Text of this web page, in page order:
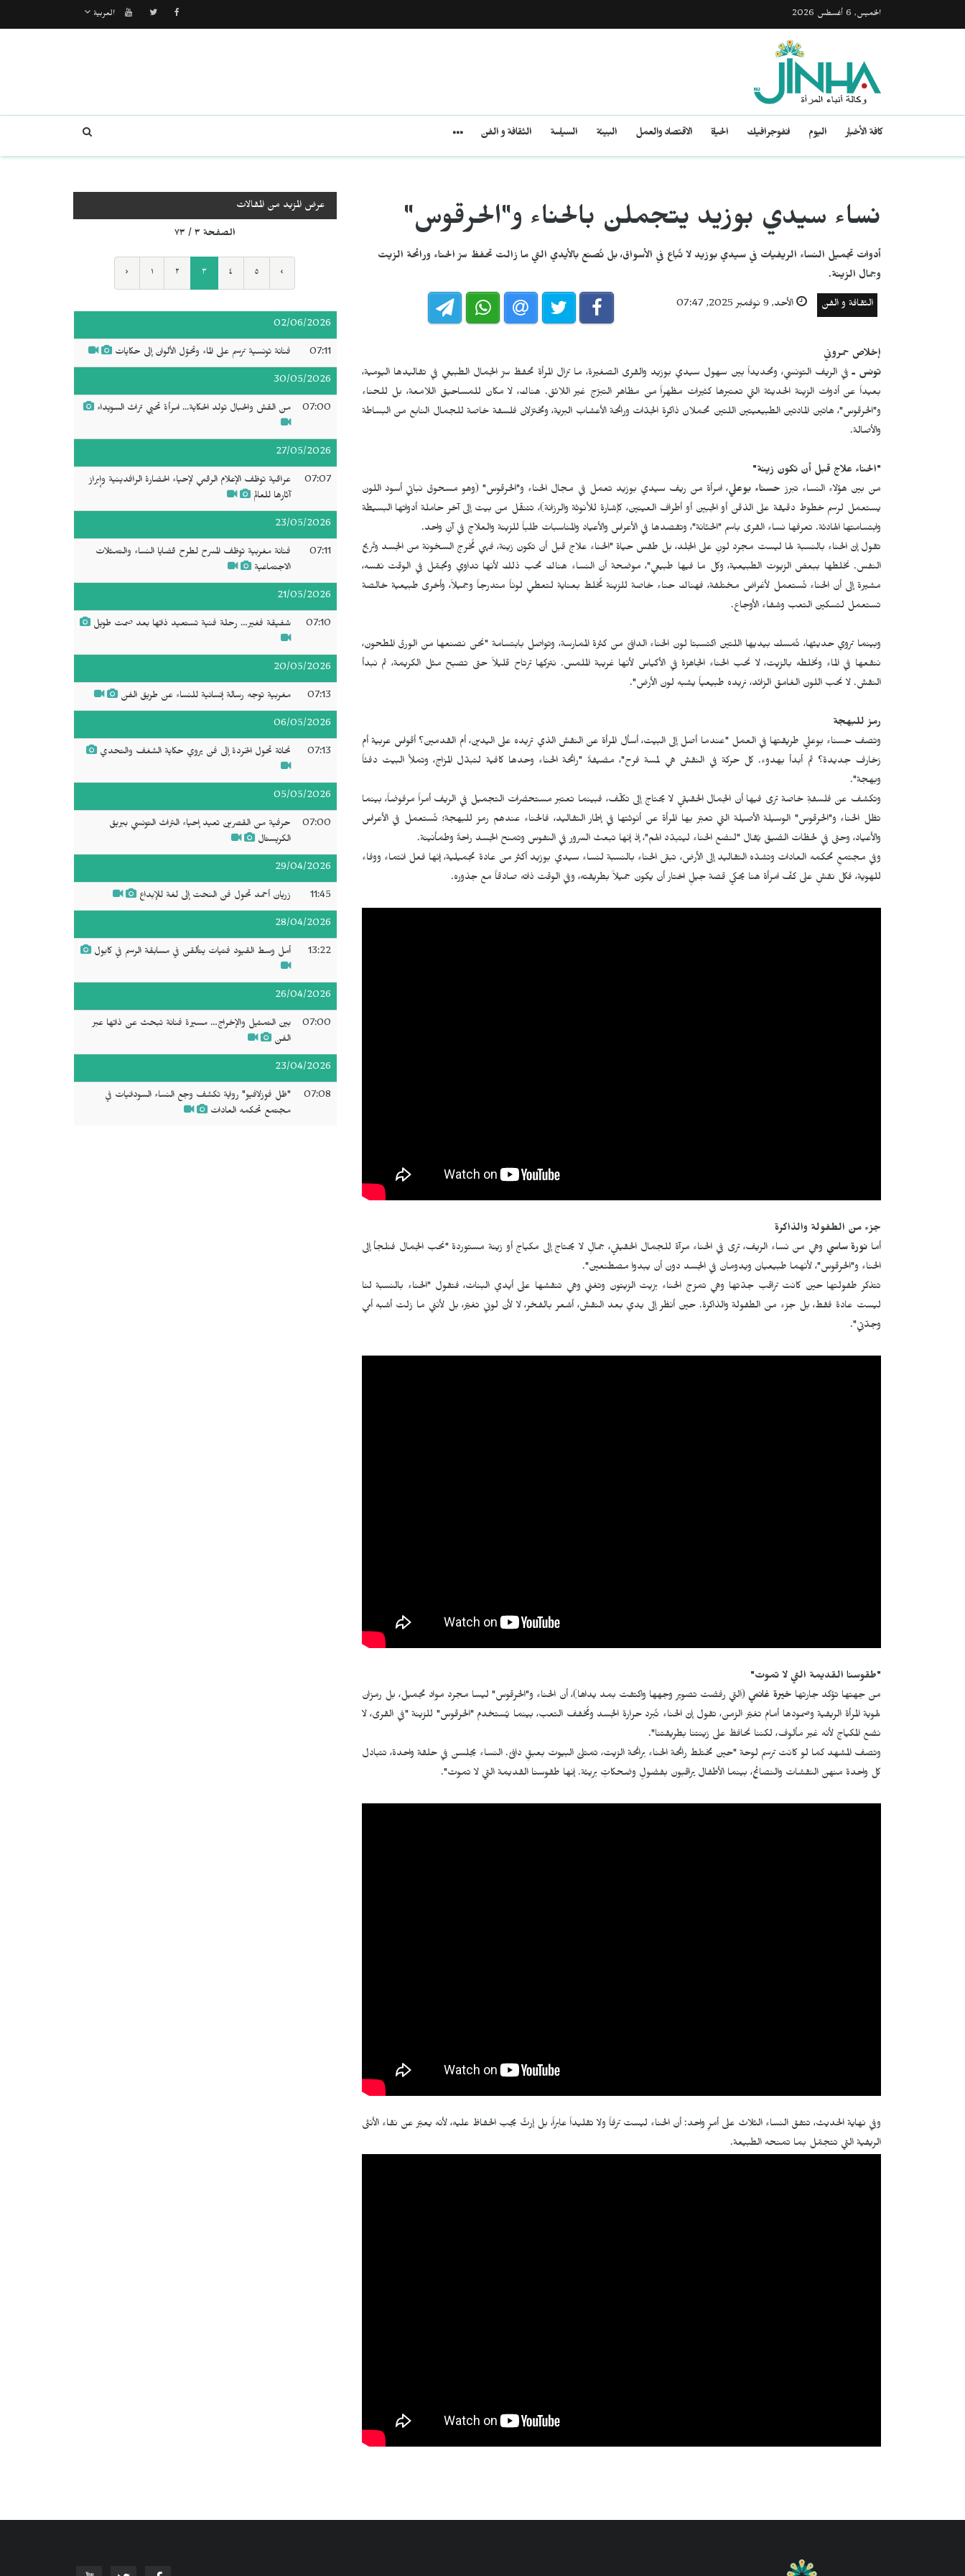
الخميس, 6 أغسطس 2026 العربية
كافة الأخبار اليوم انفوجرافيك الحياة الاقتصاد والعمل البيئة السياسة الثقافة و الفن
نساء سيدي بوزيد يتجملن بالحناء و"الحرقوس"
أدوات تجميل النساء الريفيات في سيدي بوزيد لا تُباع في الأسواق، بل تُصنع بالأيدي التي ما زالت تحفظ سرّ الحناء ورائحة الزيت
وجمال الزينة.
الثقافة و الفن الأحد, 9 نوفمبر 2025, 07:47
إخلاص حمروني
تونس ـفي الريف التونسي، وتحديداً بين سهول سيدي بوزيد والقرى الصغيرة، ما تزال المرأة تحفظ سرّ الجمال الطبيعي في تقاليدها اليومية،
بعيداً عن أدوات الزينة الحديثة التي تعتبرها كثيرات مظهراً من مظاهر التبرّج غير اللائق. هناك، لا مكان للمساحيق اللامعة، بل للحناء
و"الحرقوس"، هاتين المادتين الطبيعيتين اللتين تحملان ذاكرة الجدّات ورائحة الأعشاب البرية، وتختزلان فلسفة خاصة للجمال النابع من البساطة
والأصالة.
"الحناء علاج قبل أن تكون زينة"
من بين هؤلاء النساء تبرز حسناء بوعلي، امرأة من ريف سيدي بوزيد تعمل في مجال الحناء و"الحرقوس" (وهو مسحوق نباتي أسود اللون
يستعمل لرسم خطوط دقيقة على الذقن أو الجبين أو أطراف العينين، كإشارة للأنوثة والرزانة)، تتنقّل من بيت إلى آخر حاملة أدواتها البسيطة
وابتسامتها الهادئة. تعرفها نساء القرى باسم "الحنّانة"، وتقصدها في الأعراس والأعياد والمناسبات طلباً للزينة والعلاج في آنٍ واحد.
تقول إنّ الحناء بالنسبة لها ليست مجرد لونٍ على الجلد، بل طقس حياة "الحناء علاج قبل أن تكون زينة، فهي تُخرج السخونة من الجسد وتُريح
النفس. نخلطها ببعض الزيوت الطبيعية، وكل ما فيها طبيعي"، موضحة أن النساء هناك تحب ذلك لأنها تداوي وتجمّل في الوقت نفسه،
مشيرة إلى أن الحناء تُستعمل لأغراض مختلفة، فهناك حناء خاصة للزينة تُخلط بعناية لتعطي لوناً متدرجاً وجميلاً، وأخرى طبيعية خالصة
تستعمل لتسكين التعب وشفاء الأوجاع.
وبينما تروي حديثها، تُمسك بيديها اللتين اكتسبتا لون الحناء الدافئ من كثرة الممارسة، وتواصل بابتسامة "نحن نصنعها من الورق المطحون،
ننقعها في الماء ونخلطه بالزيت، لا نحب الحناء الجاهزة في الأكياس لأنها غريبة الملمس. نتركها ترتاح قليلاً حتى تصبح مثل الكريمة، ثم نبدأ
النقش. لا نحب اللون الغامق الزائد، نريده طبيعياً يشبه لون الأرض".
رمز للبهجة
وتصف حسناء بوعلي طريقتها في العمل "عندما أصل إلى البيت، أسأل المرأة عن النقش الذي تريده على اليدين، أم القدمين؟ أقواس عربية أم
زخارف جديدة؟ ثم أبدأ بهدوء. كل حركة في النقش هي لمسة فرح"، مضيفةً "رائحة الحناء وحدها كافية لتبدّل المزاج، وتملأ البيت دفئاً
وبهجة".
وتكشف عن فلسفةٍ خاصة ترى فيها أن الجمال الحقيقي لا يحتاج إلى تكلّف، فبينما تعتبر مستحضرات التجميل في الريف أمراً مرفوضاً، بينما
تظل الحناء و"الحرقوس" الوسيلة الأصيلة التي تعبّر بها المرأة عن أنوثتها في إطار التقاليد، فالحناء عندهم رمز للبهجة؛ تُستعمل في الأعراس
والأعياد، وحتى في لحظات الضيق يُقال "لنضع الحناء ليتبدّد الهم"، إذ إنها تبعث السرور في النفوس وتمنح الجسد راحةً وطمأنينة.
وفي مجتمعٍ تحكمه العادات وتشدّه التقاليد إلى الأرض، تبقى الحناء بالنسبة لنساء سيدي بوزيد أكثر من عادة تجميلية، إنها فعل انتماء ووفاء
للهوية، فكل نقشٍ على كفّ امرأة هنا يحكي قصة جيلٍ اختار أن يكون جميلاً بطريقته، وفي الوقت ذاته صادقاً مع جذوره.
جزء من الطفولة والذاكرة
أما نورة ساسي وهي من نساء الريف، ترى في الحناء مرآة للجمال الحقيقي، جمالٍ لا يحتاج إلى مكياج أو زينة مستوردة "نحب الجمال فنلجأ إلى
الحناء و"الحرقوس"، لأنهما طبيعيان ويدومان في الجسد دون أن يبدوا مصطنعين".
تتذكر طفولتها حين كانت تراقب جدّتها وهي تمزج الحناء بزيت الزيتون وتغني وهي تنقشها على أيدي البنات، فتقول "الحناء بالنسبة لنا
ليست عادة فقط، بل جزء من الطفولة والذاكرة. حين أنظر إلى يدي بعد النقش، أشعر بالفخر، لا لأن لوني تغيّر، بل لأنني ما زلت أشبه أمي
وجدّتي".
"طقوسنا القديمة التي لا تموت"
من جهتها تؤكد جارتها خيرة غانمي (التي رفضت تصوير وجهها واكتفت بمد يداها)، أن الحناء و"الحرقوس" ليسا مجرد مواد تجميل، بل رمزان
لهوية المرأة الريفية وصمودها أمام تغيّر الزمن، تقول إنّ الحناء تُبرد حرارة الجسد وتُخفف التعب، بينما يُستخدم "الحرقوس" للزينة "في القرى، لا
نضع المكياج لأنه غير مألوف، لكننا نحافظ على زينتنا بطريقتنا".
وتصف المشهد كما لو كانت ترسم لوحة "حين تختلط رائحة الحناء برائحة الزيت، تمتلئ البيوت بعبقٍ دافئ. النساء يجلسن في حلقة واحدة، تتبادل
كل واحدة منهن النقشات والنصائح، بينما الأطفال يراقبون بفضولٍ وضحكاتٍ بريئة. إنها طقوسنا القديمة التي لا تموت".
وفي نهاية الحديث، تتفق النساء الثلاث على أمرٍ واحد: أن الحناء ليست ترفاً ولا تقليداً عابراً، بل إرثٌ يجب الحفاظ عليه، لأنه يعبّر عن نقاء الأنثى
الريفية التي تتجمّل بما تمنحه الطبيعة.
عرض المزيد من المقالات
الصفحة ٣ / ٧٣
‹ ١ ٢ ٣ ٤ ٥ ›
02/06/2026
07:11 فنانة تونسية ترسم على الماء وتحوّل الألوان إلى حكايات
30/05/2026
07:00 من القش والحبال تولد الحكاية... امرأة تحيي تراث السويداء
27/05/2026
07:07
عراقية توظف الإعلام الرقمي لإحياء الحضارة الرافدينية وإبراز
آثارها للعالم
23/05/2026
07:11
فنانة مغربية توظف المسرح لطرح قضايا النساء والتمثلات
الاجتماعية
21/05/2026
07:10 شفيقة فغير… رحلة فنية تستعيد ذاتها بعد صمت طويل
20/05/2026
07:13 مغربية توجه رسالة إنسانية للنساء عن طريق الفن
06/05/2026
07:13 نحاتة تحول الخردة إلى فن يروي حكاية الشغف والتحدي
05/05/2026
07:00
حرفية من القصرين تعيد إحياء التراث التونسي ببريق
الكريستال
29/04/2026
11:45 زريان أحمد تحول فن النحت إلى لغة للإبداع
28/04/2026
13:22 أمل وسط القيود فتيات يتألقن في مسابقة الرسم في كابول
26/04/2026
07:00
بين التمثيل والإخراج… مسيرة فنانة تبحث عن ذاتها عبر
الفن
23/04/2026
07:08
"ظل فوزلافيو" رواية تكشف وجع النساء السودانيات في
مجتمع تحكمه العادات